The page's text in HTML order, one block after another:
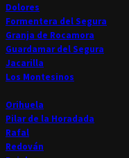
Dolores
Formentera del Segura
Granja de Rocamora
Guardamar del Segura
Jacarilla
Los Montesinos
Orihuela
Pilar de la Horadada
Rafal
Redován